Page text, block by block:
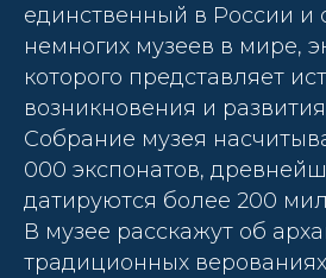
единственный в России и
немногих музеев в мире,
которого представляет
возникновения и
Собрание музея
000 экспонатов,
датируются более 200
В музее расскажут об
традиционных